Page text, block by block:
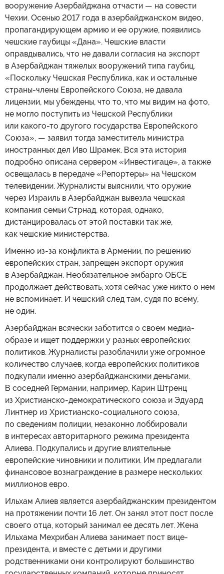
вооружение Азербайджана отчасти — на совести
Чехии. Осенью 2017 года в азербайджанском видео,
пропагандирующем армию и ее оружие, появились
чешские гаубицы «Дана». Чешские власти
оправдывались, что не давали согласия на экспорт
в Азербайджан тяжелых вооружений типа гаубиц.
«Поскольку Чешская Республика, как и остальные
страны-члены Европейского Союза, не давала
лицензии, мы убеждены, что то, что мы видим на фото,
не могло поступить из Чешской Республики
или какого-то другого государства Европейского
Союза», — заявил тогда заместитель министра
иностранных дел Иво Шрамек. Вся эта история
подробно описана сервером «Инвестигаце», а также
освещалась в передаче «Репортеры» на Чешском
телевидении. Журналисты выяснили, что оружие
через Израиль в Азербайджан вывезла чешская
компания семьи Стрнад, которая, однако,
дистанцировалась от этой поставки так же,
как чешские министерства.
Именно из-за конфликта в Армении, по решению
европейских стран, запрещен экспорт оружия
в Азербайджан. Необязательное эмбарго ОБСЕ
продолжает действовать, хотя сейчас уже никто о нем
не вспоминает. И чешский след там, судя по всему,
не один.
Азербайджан всячески заботится о своем медиа-
образе и ищет поддержки у разных европейских
политиков. Журналисты разоблачили уже огромное
количество случаев, когда европейских политиков
подкупали именно азербайджанскими деньгами.
В соседней Германии, например, Карин Штренц
из Христианско-демократического союза и Эдуард
Линтнер из Христианско-социального союза,
по сведениям полиции, незаконно лоббировали
в интересах авторитарного режима президента
Алиева. Подкупались и другие влиятельные
европейские чиновники и политики. Им предлагали
финансовое вознаграждение в размере нескольких
миллионов евро.
Ильхам Алиев является азербайджанским президентом
на протяжении почти 16 лет. Он занял этот пост после
своего отца, который занимал ее десять лет. Жена
Ильхама Мехрибан Алиева занимает пост вице-
президента, и вместе с детьми и другими
родственниками они контролируют большинство